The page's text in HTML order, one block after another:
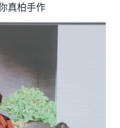
真柏手作